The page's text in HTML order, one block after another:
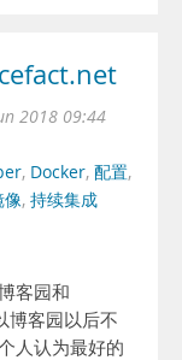
2018 09:44
, Docker, 配置,
像, 持续集成
客园和
博客园以后不
人认为最好的